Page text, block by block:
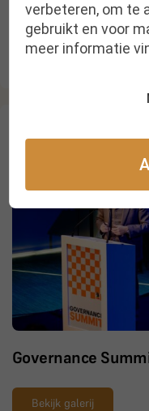
Books & Boards:
Governance
Bekijk galerij
verbeteren, om te
gebruikt en voor
meer informatie